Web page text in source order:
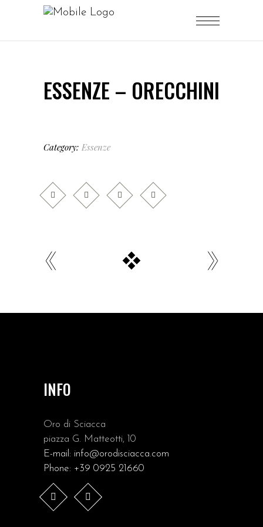
ESSENZE – ORECCHINI
Category: Essenze
INFO
Oro di Sciacca
piazza G. Matteotti, 10
E-mail: info@orodisciacca.com
Phone: +39 0925 21660